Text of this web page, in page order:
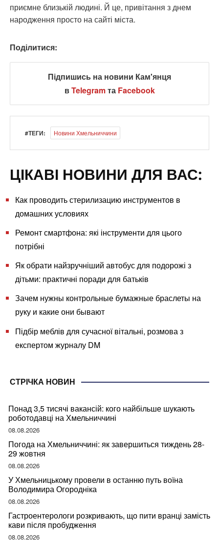
приємне близькій людині. Й це, привітання з днем
народження просто на сайті міста.
Поділитися:
Підпишись на новини Кам'янця
вTelegramта Facebook
#ТЕГИ: Новини Хмельниччини
ЦІКАВІ НОВИНИ ДЛЯ ВАС:
Как проводить стерилизацию инструментов в
домашних условиях
Ремонт смартфона: які інструменти для цього
потрібні
Як обрати найзручніший автобус для подорожі з
дітьми: практичні поради для батьків
Зачем нужны контрольные бумажные браслеты на
руку и какие они бывают
Підбір меблів для сучасної вітальні, розмова з
експертом журналу DM
СТРІЧКА НОВИН
Понад 3,5 тисячі вакансій: кого найбільше шукають
роботодавці на Хмельниччині
08.08.2026
Погода на Хмельниччині: як завершиться тиждень 28-
29 жовтня
08.08.2026
У Хмельницькому провели в останню путь воїна
Володимира Огородніка
08.08.2026
Гастроентерологи розкривають, що пити вранці замість
кави після пробудження
08.08.2026